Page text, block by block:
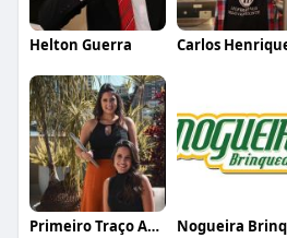
Helton Guerra
Primeiro Traço Arquitetura